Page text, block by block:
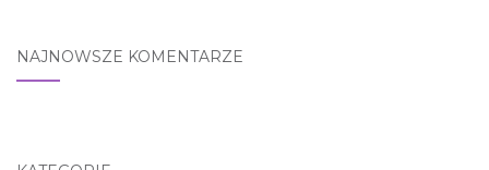
NAJNOWSZE KOMENTARZE